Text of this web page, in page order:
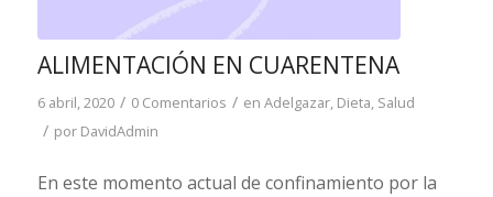
ALIMENTACIÓN EN CUARENTENA
6 abril, 2020 / 0 Comentarios / en Adelgazar, Dieta, Salud
/ por DavidAdmin
En este momento actual de confinamiento por la